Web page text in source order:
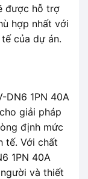
được hỗ trợ
hợp nhất với
của dự án.
DN6 1PN 40A
giải pháp
định mức
tế. Với chất
1PN 40A
và thiết